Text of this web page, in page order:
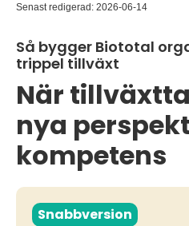
Senast redigerad: 2026-06-14
Så bygger Biototal
trippel tillväxt
När
nya
kompetens
Snabbversion